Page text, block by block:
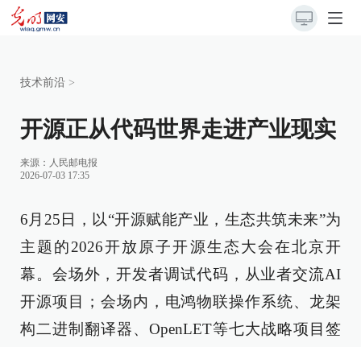
技术前沿 >
开源正从代码世界走进产业现实
来源： 人民邮电报
2026-07-03 17:35
6月25日，以“开源赋能产业，生态共筑未来”为
主题的2026开放原子开源生态大会在北京开
幕。会场外，开发者调试代码，从业者交流AI
开源项目；会场内，电鸿物联操作系统、龙架
构二进制翻译器、OpenLET等七大战略项目签